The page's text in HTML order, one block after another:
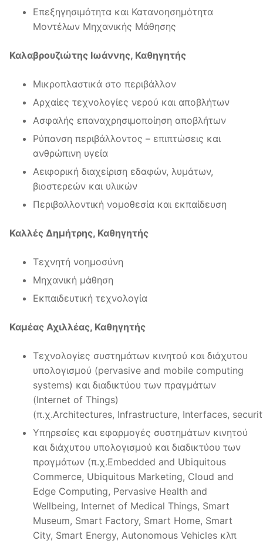
Επεξηγησιμότητα και Κατανοησημότητα
Μοντέλων Μηχανικής Μάθησης
Καλαβρουζιώτης Ιωάννης, Καθηγητής
Μικροπλαστικά στο περιβάλλον
Αρχαίες τεχνολογίες νερού και αποβλήτων
Ασφαλής επαναχρησιμοποίηση αποβλήτων
Ρύπανση περιβάλλοντος – επιπτώσεις και
ανθρώπινη υγεία
Αειφορική διαχείριση εδαφών, λυμάτων,
βιοστερεών και υλικών
Περιβαλλοντική νομοθεσία και εκπαίδευση
Καλλές Δημήτρης, Καθηγητής
Τεχνητή νοημοσύνη
Μηχανική μάθηση
Εκπαιδευτική τεχνολογία
Καμέας Αχιλλέας, Καθηγητής
Τεχνολογίες συστημάτων κινητού και διάχυτου
υπολογισμού (pervasive and mobile computing
systems) και διαδικτύου των πραγμάτων
(Internet of Things)
(π.χ.Architectures, Infrastructure, Interfaces,
Υπηρεσίες και εφαρμογές συστημάτων κινητού
και διάχυτου υπολογισμού και διαδικτύου των
πραγμάτων (π.χ.Embedded and Ubiquitous
Commerce, Ubiquitous Marketing, Cloud and
Edge Computing, Pervasive Health and
Wellbeing, Internet of Medical Things, Smart
Museum, Smart Factory, Smart Home, Smart
City, Smart Energy, Autonomous Vehicles κλπ